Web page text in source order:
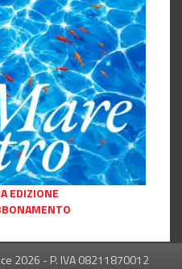
EDIZIONE
2026 - P. IVA 08211870012